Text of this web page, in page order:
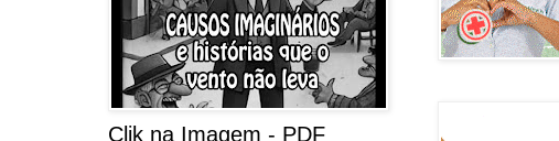
Clik na Imagem - PDF